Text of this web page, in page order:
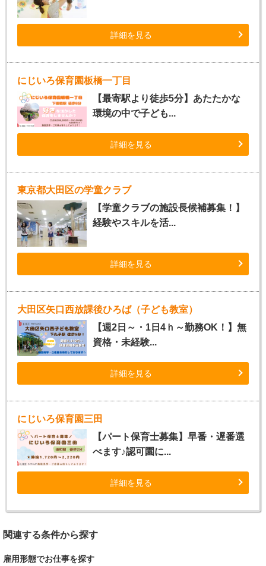
詳細を見る
にじいろ保育園板橋一丁目
【最寄駅より徒歩5分】あたたかな
環境の中で子ども...
詳細を見る
東京都大田区の学童クラブ
【学童クラブの施設長候補募集！】
経験やスキルを活...
詳細を見る
大田区矢口西放課後ひろば（子ども教室）
【週2日～・1日4ｈ～勤務OK！】無
資格・未経験...
詳細を見る
にじいろ保育園三田
【パート保育士募集】早番・遅番選
べます♪認可園に...
詳細を見る
関連する条件から探す
雇用形態でお仕事を探す